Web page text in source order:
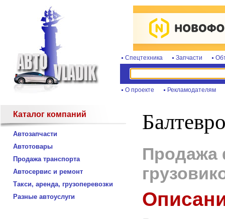
Спецтехника Запчасти
О проекте Рекламодателям
Каталог компаний
Автозапчасти
Автотовары
Продажа транспорта
Автосервис и ремонт
Такси, аренда, грузоперевозки
Разные автоуслуги
Продажа